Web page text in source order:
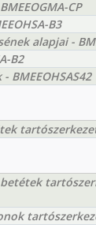
CP
B3
alapjai -
B2
BMEEOHSAS42
betétek